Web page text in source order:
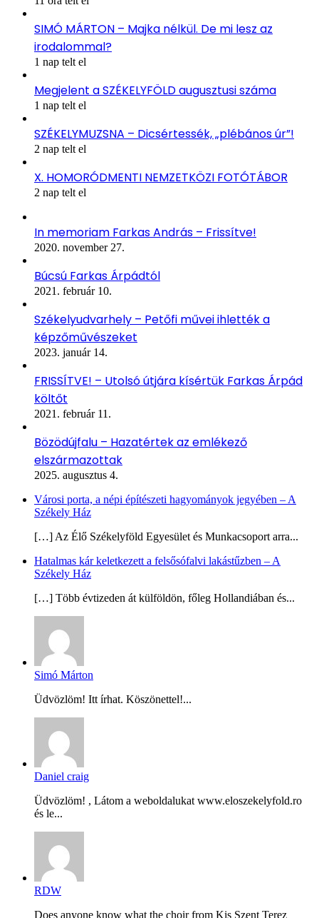
SIMÓ MÁRTON – Majka nélkül. De mi lesz az
irodalommal?
1 nap telt el
Megjelent a SZÉKELYFÖLD augusztusi száma
1 nap telt el
SZÉKELYMUZSNA – Dicsértessék, „plébános úr”!
2 nap telt el
X. HOMORÓDMENTI NEMZETKÖZI FOTÓTÁBOR
2 nap telt el
In memoriam Farkas András – Frissítve!
2020. november 27.
Búcsú Farkas Árpádtól
2021. február 10.
Székelyudvarhely – Petőfi művei ihlették a
képzőművészeket
2023. január 14.
FRISSÍTVE! – Utolsó útjára kísértük Farkas Árpád
költőt
2021. február 11.
Bözödújfalu – Hazatértek az emlékező
elszármazottak
2025. augusztus 4.
Városi porta, a népi építészeti hagyományok jegyében – A
Székely Ház
[…] Az Élő Székelyföld Egyesület és Munkacsoport arra...
Hatalmas kár keletkezett a felsősófalvi lakástűzben – A
Székely Ház
[…] Több évtizeden át külföldön, főleg Hollandiában és...
Simó Márton
Üdvözlöm! Itt írhat. Köszönettel!...
Daniel craig
Üdvözlöm! , Látom a weboldalukat www.eloszekelyfold.ro
és le...
RDW
Does anyone know what the choir from Kis Szent Terez